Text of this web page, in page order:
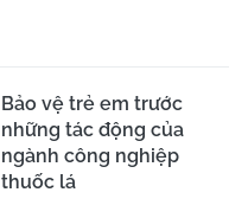
Bảo vệ trẻ em trước
những tác động của
ngành công nghiệp
thuốc lá